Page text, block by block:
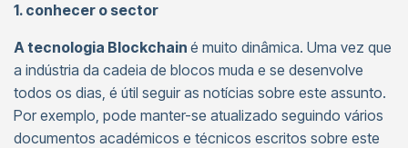
1. conhecer o sector
A tecnologia Blockchain é muito dinâmica. Uma vez que
a indústria da cadeia de blocos muda e se desenvolve
todos os dias, é útil seguir as notícias sobre este assunto.
Por exemplo, pode manter-se atualizado seguindo vários
documentos académicos e técnicos escritos sobre este